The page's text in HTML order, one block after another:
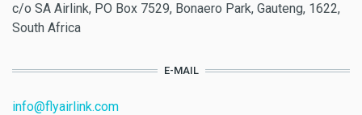
c/o SA Airlink, PO Box 7529, Bonaero Park, Gauteng, 1622,
South Africa
E-MAIL
info@flyairlink.com